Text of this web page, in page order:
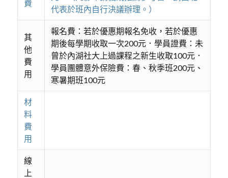
費
代表於班內自行決議辦理。）
其
他
費
用
報名費：若於優惠期報名免收，若於優惠
期後每學期收取一次200元．學員證費：未
曾於內湖社大上過課程之新生收取100元．
學員團體意外保險費：春、秋季班200元、
寒暑期班100元
材
料
費
用
線
上